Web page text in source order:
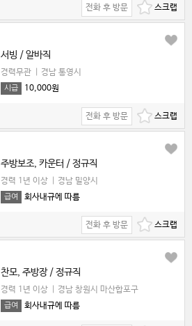
전화 후 방문
서빙 / 알바직
경력무관 경남 통영시
시급 10,000원
전화 후 방문
주방보조, 카운터 / 정규직
경력 1년 이상 경남 밀양시
급여 회사내규에 따름
전화 후 방문
찬모, 주방장 / 정규직
경력 1년 이상 경남 창원시 마산합포구
급여 회사내규에 따름